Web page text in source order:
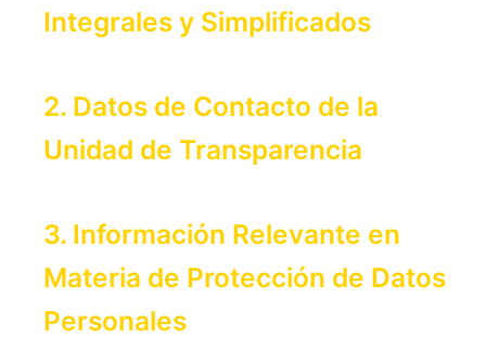
Integrales y Simplificados
2. Datos de Contacto de la
Unidad de Transparencia
3. Información Relevante en
Materia de Protección de Datos
Personales